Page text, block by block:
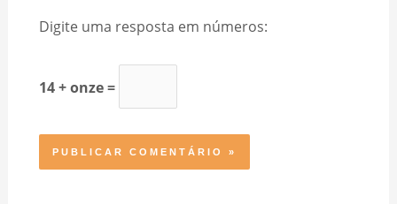
Digite uma resposta em números:
14 + onze =